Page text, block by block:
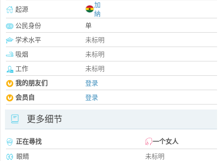
起源
加
納
公民身份
单
学术水平
未标明
吸烟
未标明
工作
未标明
我的朋友们
登录
会员自
登录
更多细节
正在尋找
一个女人
眼睛
未标明